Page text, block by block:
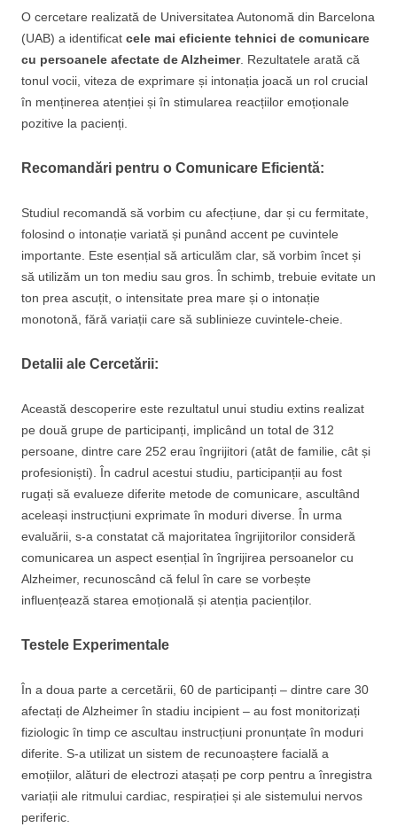
O cercetare realizată de Universitatea Autonomă din Barcelona
(UAB) a identificat cele mai eficiente tehnici de comunicare
cu persoanele afectate de Alzheimer. Rezultatele arată că
tonul vocii, viteza de exprimare și intonația joacă un rol crucial
în menținerea atenției și în stimularea reacțiilor emoționale
pozitive la pacienți.
Recomandări pentru o Comunicare Eficientă:
Studiul recomandă să vorbim cu afecțiune, dar și cu fermitate,
folosind o intonație variată și punând accent pe cuvintele
importante. Este esențial să articulăm clar, să vorbim încet și
să utilizăm un ton mediu sau gros. În schimb, trebuie evitate un
ton prea ascuțit, o intensitate prea mare și o intonație
monotonă, fără variații care să sublinieze cuvintele-cheie.
Detalii ale Cercetării:
Această descoperire este rezultatul unui studiu extins realizat
pe două grupe de participanți, implicând un total de 312
persoane, dintre care 252 erau îngrijitori (atât de familie, cât și
profesioniști). În cadrul acestui studiu, participanții au fost
rugați să evalueze diferite metode de comunicare, ascultând
aceleași instrucțiuni exprimate în moduri diverse. În urma
evaluării, s-a constatat că majoritatea îngrijitorilor consideră
comunicarea un aspect esențial în îngrijirea persoanelor cu
Alzheimer, recunoscând că felul în care se vorbește
influențează starea emoțională și atenția pacienților.
Testele Experimentale
În a doua parte a cercetării, 60 de participanți – dintre care 30
afectați de Alzheimer în stadiu incipient – au fost monitorizați
fiziologic în timp ce ascultau instrucțiuni pronunțate în moduri
diferite. S-a utilizat un sistem de recunoaștere facială a
emoțiilor, alături de electrozi atașați pe corp pentru a înregistra
variații ale ritmului cardiac, respirației și ale sistemului nervos
periferic.